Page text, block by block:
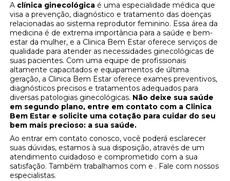
A clínica ginecológica é uma especialidade médica que
visa a prevenção, diagnóstico e tratamento das doenças
relacionadas ao sistema reprodutor feminino. Essa área da
medicina é de extrema importância para a saúde e bem-
estar da mulher, e a Clinica Bem Estar oferece serviços de
qualidade para atender as necessidades ginecológicas de
suas pacientes. Com uma equipe de profissionais
altamente capacitados e equipamentos de última
geração, a Clinica Bem Estar oferece exames preventivos,
diagnósticos precisos e tratamentos adequados para
diversas patologias ginecológicas. Não deixe sua saúde
em segundo plano, entre em contato com a Clinica
Bem Estar e solicite uma cotação para cuidar do seu
bem mais precioso: a sua saúde.
Ao entrar em contato conosco, você poderá esclarecer
suas dúvidas, estamos à sua disposição, através de um
atendimento cuidadoso e comprometido com a sua
satisfação. Também trabalhamos com e . Fale com nossos
especialistas.